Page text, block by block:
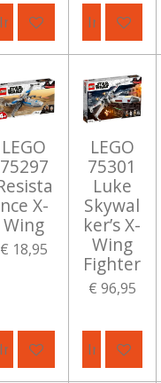
In winkelwagenIn
LEGO
75297
nce X-
Wing
€ 18,95
In winkelwagen
LEGO
75301
Luke
Skywal
ker’s X-
Wing
Fighter
€ 96,95
In